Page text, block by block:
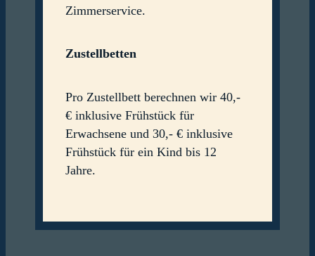
Zimmerservice.
Zustellbetten
Pro Zustellbett berechnen wir 40,-
€ inklusive Frühstück für
Erwachsene und 30,- € inklusive
Frühstück für ein Kind bis 12
Jahre.